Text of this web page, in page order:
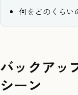
何をどのくらい
バックアッ
シーン